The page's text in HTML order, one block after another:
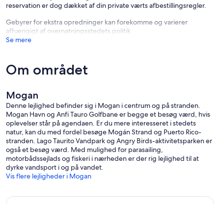
reservation er dog dækket af din private værts afbestillingsregler.
Gebyrer for ekstra opredninger kan forekomme og varierer
afhængigt af overnatningsstedets politik
Se mere
Om området
Mogan
Denne lejlighed befinder sig i Mogan i centrum og på stranden.
Mogan Havn og Anfi Tauro Golfbane er begge et besøg værd, hvis
oplevelser står på agendaen. Er du mere interesseret i stedets
natur, kan du med fordel besøge Mogán Strand og Puerto Rico-
stranden. Lago Taurito Vandpark og Angry Birds-aktivitetsparken er
også et besøg værd. Med mulighed for parasailing,
motorbådssejlads og fiskeri i nærheden er der rig lejlighed til at
dyrke vandsport i og på vandet.
Vis flere lejligheder i Mogan